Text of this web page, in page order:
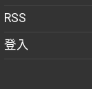
RSS
登入